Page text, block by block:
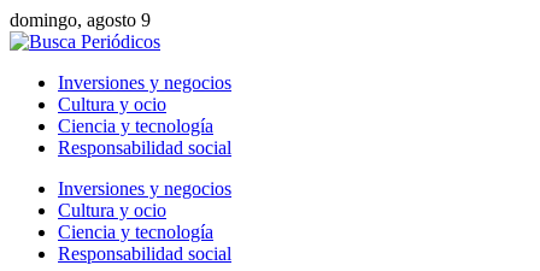
domingo, agosto 9
Inversiones y negocios
Cultura y ocio
Ciencia y tecnología
Responsabilidad social
Inversiones y negocios
Cultura y ocio
Ciencia y tecnología
Responsabilidad social